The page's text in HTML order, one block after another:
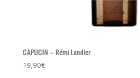
CAPUCIN – Rémi Landier
19,90€